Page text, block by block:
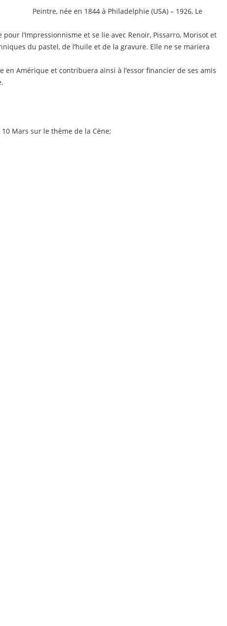
Peintre, née en 1844 à Philadelphie (USA) – 1926, Le
l’Impressionnisme et se lie avec Renoir, Pissarro, Morisot et
du pastel, de l’huile et de la gravure. Elle ne se mariera
en Amérique et contribuera ainsi à l’essor financier de ses amis
Mars sur le thème de la Cène;